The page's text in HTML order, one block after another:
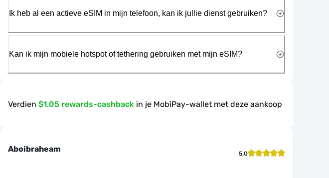
Ik heb al een actieve eSIM in mijn telefoon, kan ik jullie dienst gebruiken?
Kan ik mijn mobiele hotspot of tethering gebruiken met mijn eSIM?
Verdien $1.05 rewards-cashback in je MobiPay-wallet met deze aankoop
Aboibraheam 5.0